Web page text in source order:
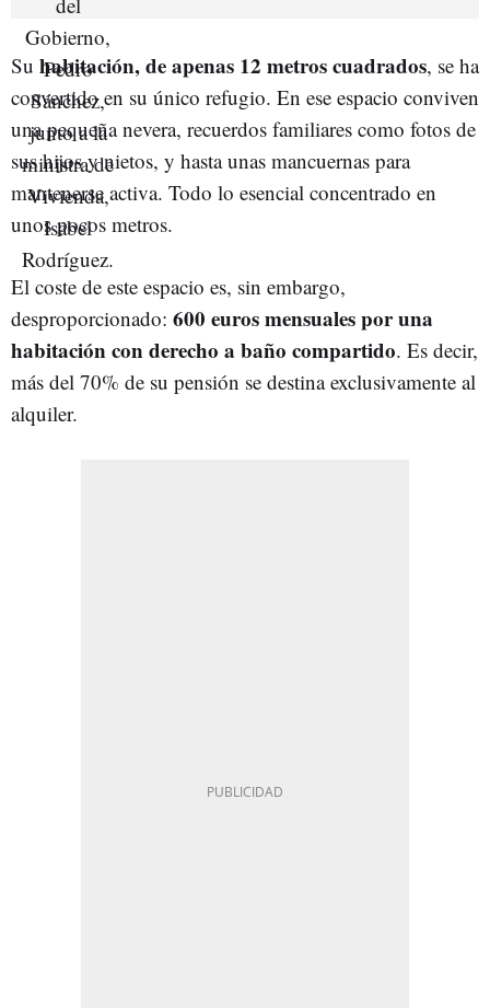
Su habitación, de apenas 12 metros cuadrados, se ha
convertido en su único refugio. En ese espacio conviven
una pequeña nevera, recuerdos familiares como fotos de
sus hijos y nietos, y hasta unas mancuernas para
mantenerse activa. Todo lo esencial concentrado en
unos pocos metros.
El coste de este espacio es, sin embargo,
desproporcionado: 600 euros mensuales por una
habitación con derecho a baño compartido. Es decir,
más del 70% de su pensión se destina exclusivamente al
alquiler.